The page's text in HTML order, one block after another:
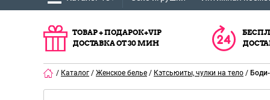
ТОВАР + ПОДАРОК+VIP
ДОСТАВКА ОТ 30 МИН
/ Каталог / Женское белье / Кэтсьюиты, чулки на тело /